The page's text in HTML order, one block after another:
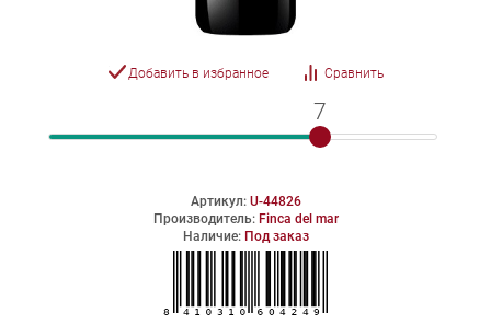
Добавить в избранное Сравнить
7
7
Артикул: U-44826
Производитель: Finca del mar
Наличие: Под заказ